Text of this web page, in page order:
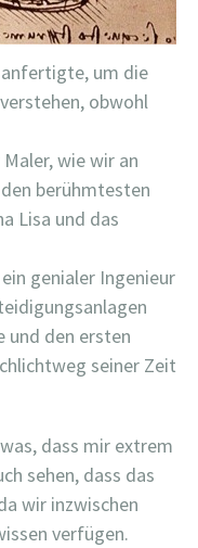
anfertigte, um die
obwohl
wie wir an
berühmtesten
Lisa und das
genialer Ingenieur
und den ersten
seiner Zeit
dass mir extrem
sehen, dass das
wir inzwischen
verfügen.